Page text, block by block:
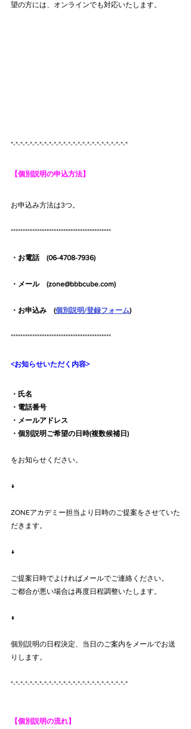
望の方には、オンラインでも対応いたします。
*-*-*-*-*-*-*-*-*-*-*-*-*-*-*-*-*-*-*-*-*-*-*-*-*
【個別説明の申込方法】
お申込み方法は3つ。
******************************************
・お電話　(06-4708-7936)
・メール　(zone@bbbcube.com)
・お申込み　(個別説明/登録フォーム)
******************************************
<お知らせいただく内容>
・氏名
・電話番号
・メールアドレス
・個別説明ご希望の日時(複数候補日)
をお知らせください。
↓
ZONEアカデミー担当より日時のご提案をさせていた
だきます。
↓
ご提案日時でよければメールでご連絡ください。
ご都合が悪い場合は再度日程調整いたします。
↓
個別説明の日程決定、当日のご案内をメールでお送
りします。
*-*-*-*-*-*-*-*-*-*-*-*-*-*-*-*-*-*-*-*-*-*-*-*-*
【個別説明の流れ】